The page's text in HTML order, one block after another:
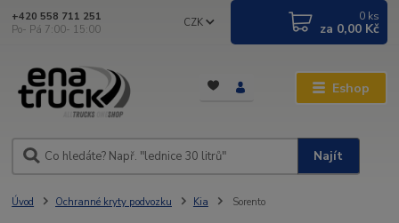
Eshop
CZK
Najít
+420 558 711 251
Po- Pá 7:00- 15:00
0 ks
za 0,00 Kč
Úvod Ochranné kryty podvozku Kia Sorento